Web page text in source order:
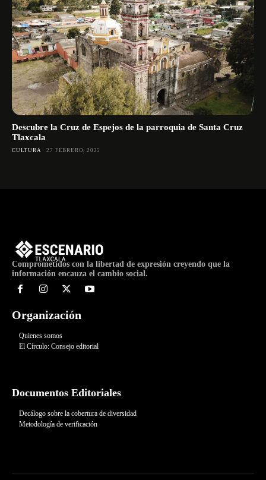
Descubre la Cruz de Espejos de la parroquia de Santa Cruz
Tlaxcala
CULTURA 27 FEBRERO, 2025
Comprometidos con la libertad de expresión creyendo que la
información encauza el cambio social.
Organización
Quienes somos
El Círculo: Consejo editorial
Documentos Editoriales
Decálogo sobre la cobertura de diversidad
Metodología de verificación